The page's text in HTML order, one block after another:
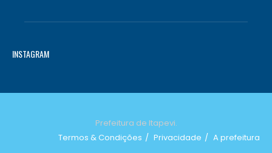
INSTAGRAM
Prefeitura de Itapevi.
Termos & Condições
Privacidade A prefeitura